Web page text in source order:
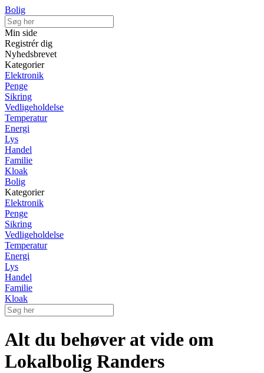
Bolig
Min side
Registrér dig
Nyhedsbrevet
Kategorier
Elektronik
Penge
Sikring
Vedligeholdelse
Temperatur
Energi
Lys
Handel
Familie
Kloak
Bolig
Kategorier
Elektronik
Penge
Sikring
Vedligeholdelse
Temperatur
Energi
Lys
Handel
Familie
Kloak
Alt du behøver at vide om
Lokalbolig Randers